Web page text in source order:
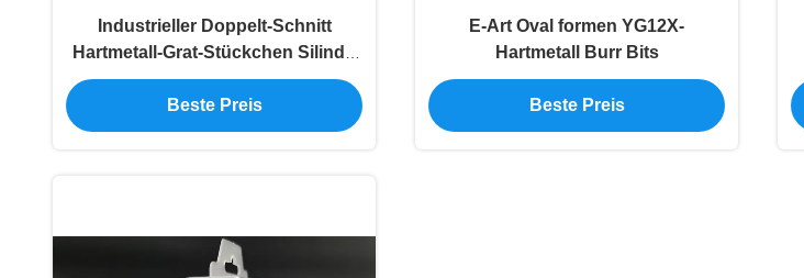
Industrieller Doppelt-Schnitt
Hartmetall-Grat-Stückchen Silindir
Burs Se-5 Se-3 Sf-1
Beste Preis
E-Art Oval formen YG12X-
Hartmetall Burr Bits
Beste Preis